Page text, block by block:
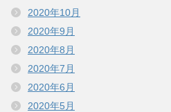
2020年10月
2020年9月
2020年8月
2020年7月
2020年6月
2020年5月